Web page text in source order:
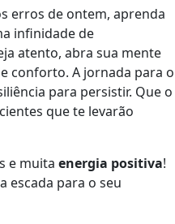
erros de ontem, aprenda
infinidade de
atento, abra sua mente
conforto. A jornada para o
para persistir. Que o
que te levarão
e muita energia positiva!
escada para o seu